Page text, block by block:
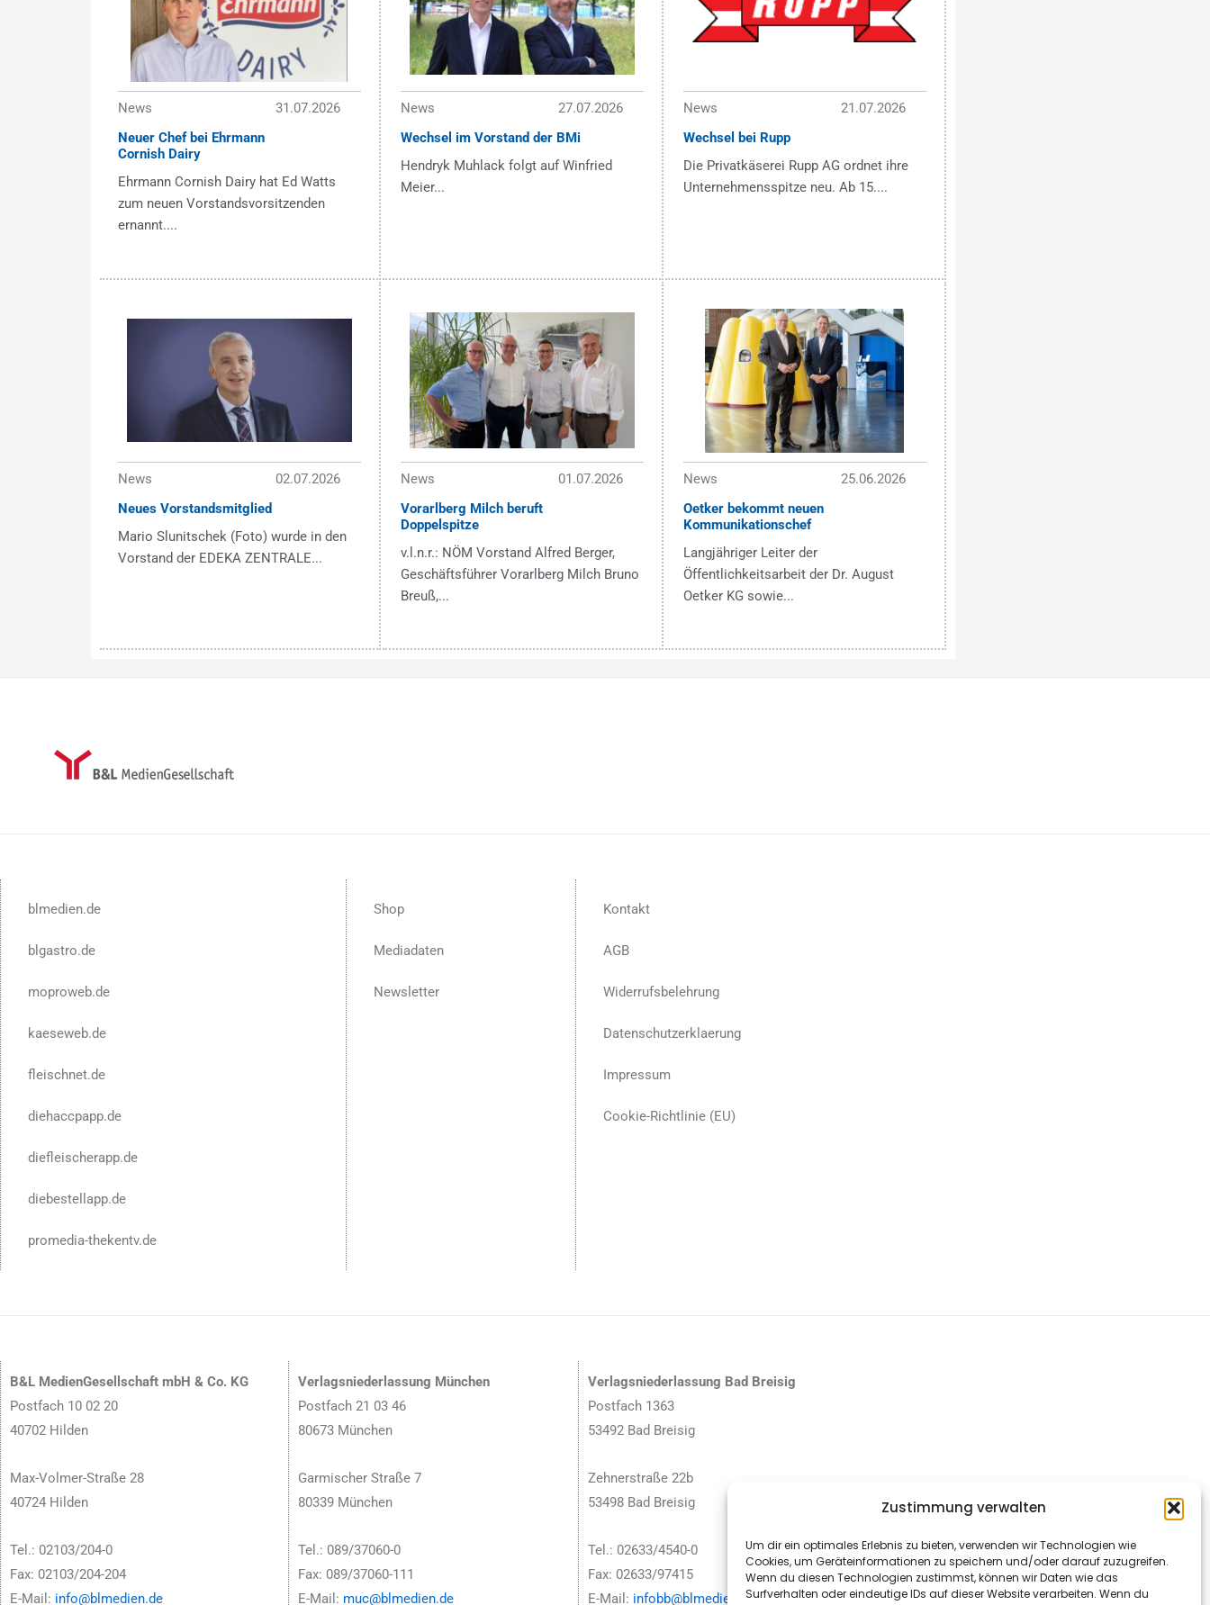
Zustimmung verwalten
Um dir ein optimales Erlebnis zu bieten, verwenden wir Technologien wie
Cookies, um Geräteinformationen zu speichern und/oder darauf zuzugreifen.
Wenn du diesen Technologien zustimmst, können wir Daten wie das
Surfverhalten oder eindeutige IDs auf dieser Website verarbeiten. Wenn du
News
31.07.2026
Neuer Chef bei Ehrmann
Cornish Dairy
Ehrmann Cornish Dairy hat Ed Watts
zum neuen Vorstandsvorsitzenden
ernannt....
News
27.07.2026
Wechsel im Vorstand der BMi
Hendryk Muhlack folgt auf Winfried
Meier...
News
21.07.2026
Wechsel bei Rupp
Die Privatkäserei Rupp AG ordnet ihre
Unternehmensspitze neu. Ab 15....
News
02.07.2026
Neues Vorstandsmitglied
Mario Slunitschek (Foto) wurde in den
Vorstand der EDEKA ZENTRALE...
News
01.07.2026
Vorarlberg Milch beruft
Doppelspitze
v.l.n.r.: NÖM Vorstand Alfred Berger,
Geschäftsführer Vorarlberg Milch Bruno
Breuß,...
News
25.06.2026
Oetker bekommt neuen
Kommunikationschef
Langjähriger Leiter der
Öffentlichkeitsarbeit der Dr. August
Oetker KG sowie...
blmedien.de
blgastro.de
moproweb.de
kaeseweb.de
fleischnet.de
diehaccpapp.de
diefleischerapp.de
diebestellapp.de
promedia-thekentv.de
Shop
Mediadaten
Newsletter
Kontakt
AGB
Widerrufsbelehrung
Datenschutzerklaerung
Impressum
Cookie-Richtlinie (EU)
B&L MedienGesellschaft mbH & Co. KG
Postfach 10 02 20
40702 Hilden
Max-Volmer-Straße 28
40724 Hilden
Tel.: 02103/204-0
Fax: 02103/204-204
E-Mail: info@blmedien.de
Verlagsniederlassung München
Postfach 21 03 46
80673 München
Garmischer Straße 7
80339 München
Tel.: 089/37060-0
Fax: 089/37060-111
E-Mail: muc@blmedien.de
Verlagsniederlassung Bad Breisig
Postfach 1363
53492 Bad Breisig
Zehnerstraße 22b
53498 Bad Breisig
Tel.: 02633/4540-0
Fax: 02633/97415
E-Mail: infobb@blmedien.de